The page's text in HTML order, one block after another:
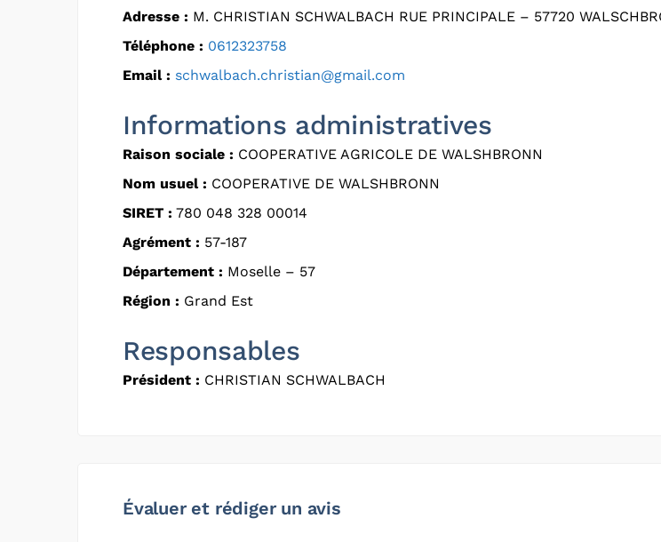
Adresse : M. CHRISTIAN SCHWALBACH RUE PRINCIPALE – 57720
Téléphone : 0612323758
Email : schwalbach.christian@gmail.com
Informations administratives
Raison sociale : COOPERATIVE AGRICOLE DE WALSHBRONN
Nom usuel : COOPERATIVE DE WALSHBRONN
SIRET : 780 048 328 00014
Agrément : 57-187
Département : Moselle – 57
Région : Grand Est
Responsables
Président : CHRISTIAN SCHWALBACH
Évaluer et rédiger un avis